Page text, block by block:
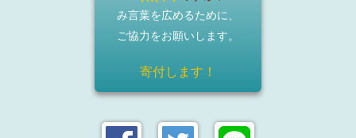
み言葉を広めるために、
ご協力をお願いします。
寄付します！